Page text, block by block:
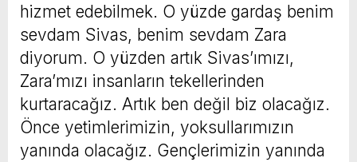
hizmet edebilmek. O yüzde gardaş benim
sevdam Sivas, benim sevdam Zara
diyorum. O yüzden artık Sivas’ımızı,
Zara’mızı insanların tekellerinden
kurtaracağız. Artık ben değil biz olacağız.
Önce yetimlerimizin, yoksullarımızın
yanında olacağız. Gençlerimizin yanında